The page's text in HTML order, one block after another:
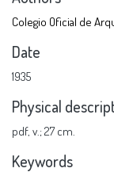
Colegio Oficial de
Date
1935
Physical
pdf, v.; 27 cm.
Keywords